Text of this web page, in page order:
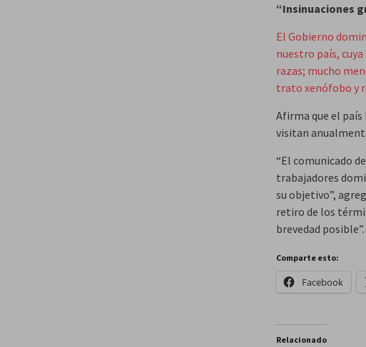
“Insinuaciones
El Gobierno
nuestro país,
razas; mucho
trato xenófobo y
Afirma que el
visitan
“El comunicado
trabajadores
su objetivo”,
retiro de los
brevedad posible”.
Comparte esto:
Facebook
Relacionado